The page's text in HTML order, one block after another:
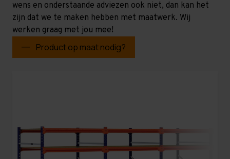
wens en onderstaande adviezen ook niet, dan kan het
zijn dat we te maken hebben met maatwerk. Wij
werken graag met jou mee!
Product op maat nodig?